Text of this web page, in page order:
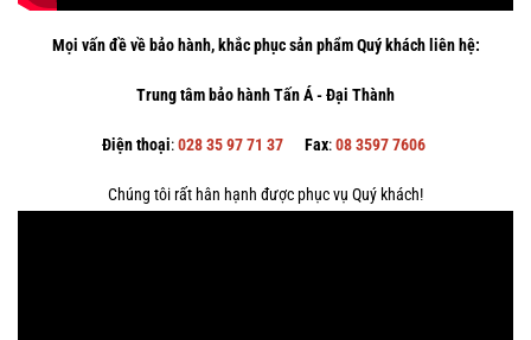
Mọi vấn đề về bảo hành, khắc phục sản phẩm Quý khách liên hệ:
Trung tâm bảo hành Tấn Á - Đại Thành
Điện thoại:028 35 97 71 37 Fax:08 3597 7606
Chúng tôi rất hân hạnh được phục vụ Quý khách!